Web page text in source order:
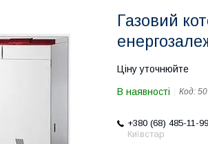
Газовий
Ціну уточнюйте
В наявності Код:
+380 (68) 485-11-99
Київстар